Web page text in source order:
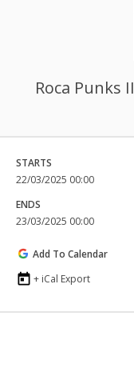
Roca Punks
STARTS
22/03/2025 00:00
ENDS
23/03/2025 00:00
Add To Calendar
+ iCal Export